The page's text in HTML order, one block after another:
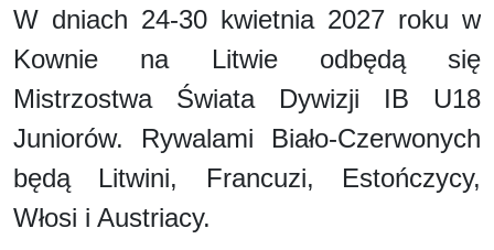
W dniach 24-30 kwietnia 2027 roku w
Kownie na Litwie odbędą się
Mistrzostwa Świata Dywizji IB U18
Juniorów. Rywalami Biało-Czerwonych
będą Litwini, Francuzi, Estończycy,
Włosi i Austriacy.